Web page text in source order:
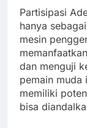
Partisipasi
hanya
mesin
dan menguji
pemain muda
memiliki
bisa